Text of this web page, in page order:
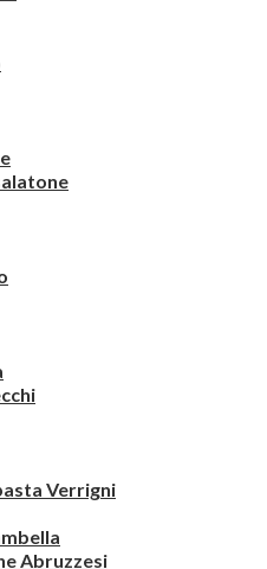
Verrigni
Abruzzesi